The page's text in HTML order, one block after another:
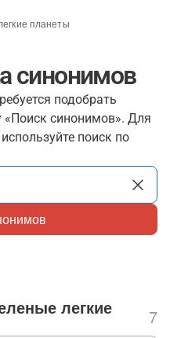
планеты
синонимов
подобрать
«Поиск синонимов». Для
поиск по
легкие
7